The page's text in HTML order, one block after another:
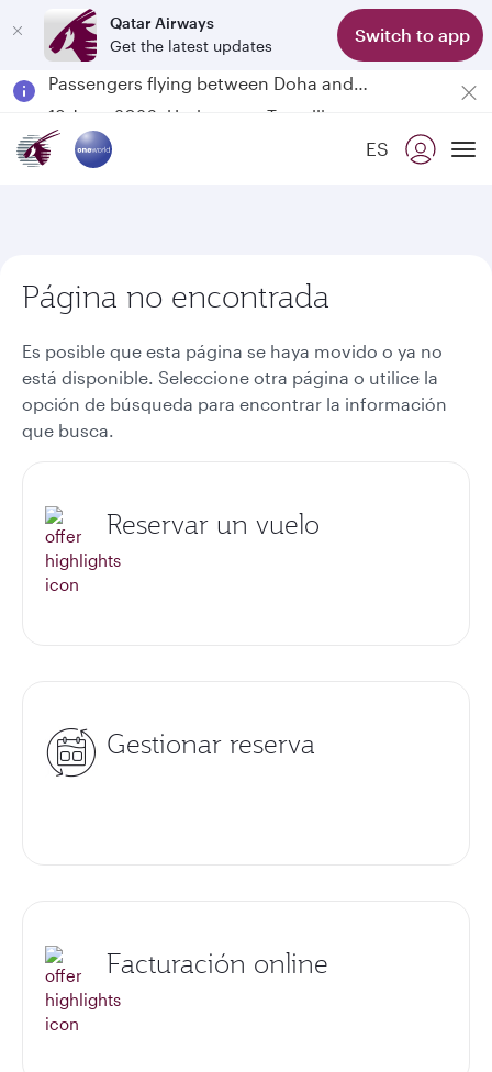
Qatar Airways
Get the latest updates
Switch to app
Passengers flying between Doha and Auckland on QR914 and QR915
18 June 2026: Updates on Travelling with Power Banks
ES
Página no encontrada
Es posible que esta página se haya movido o ya no
está disponible. Seleccione otra página o utilice la
opción de búsqueda para encontrar la información
que busca.
Reservar un vuelo
Gestionar reserva
Facturación online